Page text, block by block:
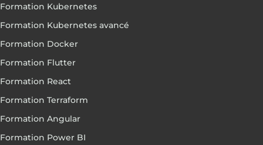
Formation Kubernetes
Formation Kubernetes avancé
Formation Docker
Formation Flutter
Formation React
Formation Terraform
Formation Angular
Formation Power BI